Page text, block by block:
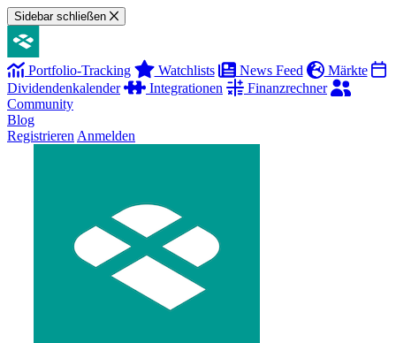
Sidebar schließen
Portfolio-Tracking Watchlists News Feed
Märkte
Dividendenkalender
Integrationen
Finanzrechner
Community
Blog
Registrieren Anmelden